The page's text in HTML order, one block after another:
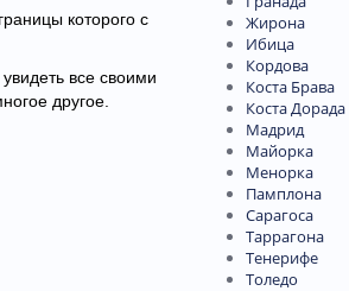
которого с
все своими
другое.
Жирона
Ибица
Кордова
Коста Брава
Коста Дорада
Мадрид
Майорка
Менорка
Памплона
Сарагоса
Таррагона
Тенерифе
Толедо